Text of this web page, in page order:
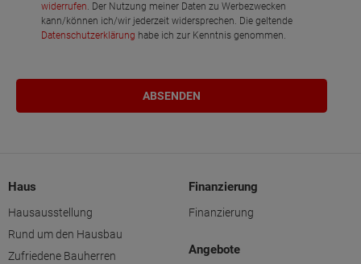
widerrufen. Der Nutzung meiner Daten zu Werbezwecken
kann/können ich/wir jederzeit widersprechen. Die geltende
Datenschutzerklärung habe ich zur Kenntnis genommen.
Haus
Hausausstellung
Rund um den Hausbau
Zufriedene Bauherren
Finanzierung
Finanzierung
Angebote